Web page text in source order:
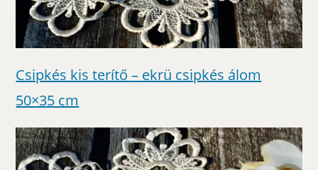
Csipkés kis terítő – ekrü csipkés álom
50×35 cm